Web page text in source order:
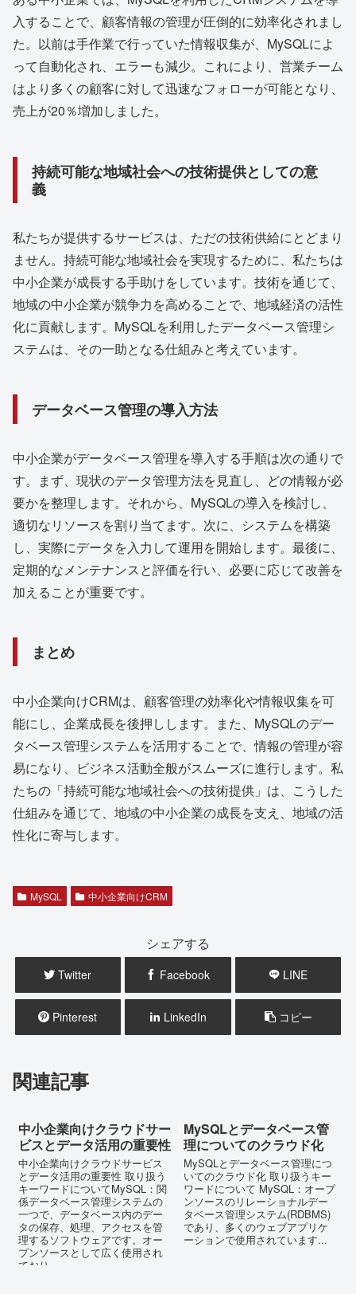
入することで、顧客情報の管理が圧倒的に効率化されまし
た。以前は手作業で行っていた情報収集が、MySQLによ
って自動化され、エラーも減少。これにより、営業チーム
はより多くの顧客に対して迅速なフォローが可能となり、
売上が20％増加しました。
持続可能な地域社会への技術提供としての意
義
私たちが提供するサービスは、ただの技術供給にとどまり
ません。持続可能な地域社会を実現するために、私たちは
中小企業が成長する手助けをしています。技術を通じて、
地域の中小企業が競争力を高めることで、地域経済の活性
化に貢献します。MySQLを利用したデータベース管理シ
ステムは、その一助となる仕組みと考えています。
データベース管理の導入方法
中小企業がデータベース管理を導入する手順は次の通りで
す。まず、現状のデータ管理方法を見直し、どの情報が必
要かを整理します。それから、MySQLの導入を検討し、
適切なリソースを割り当てます。次に、システムを構築
し、実際にデータを入力して運用を開始します。最後に、
定期的なメンテナンスと評価を行い、必要に応じて改善を
加えることが重要です。
まとめ
中小企業向けCRMは、顧客管理の効率化や情報収集を可
能にし、企業成長を後押しします。また、MySQLのデー
タベース管理システムを活用することで、情報の管理が容
易になり、ビジネス活動全般がスムーズに進行します。私
たちの「持続可能な地域社会への技術提供」は、こうした
仕組みを通じて、地域の中小企業の成長を支え、地域の活
性化に寄与します。
MySQL 中小企業向けCRM
シェアする
Twitter Facebook LINE
Pinterest LinkedIn コピー
関連記事
中小企業向けクラウドサー
ビスとデータ活用の重要性
中小企業向けクラウドサービス
とデータ活用の重要性 取り扱う
キーワードについてMySQL：関
係データベース管理システムの
一つで、データベース内のデー
タの保存、処理、アクセスを管
理するソフトウェアです。オー
プンソースとして広く使用され
ており、...
MySQLとデータベース管
理についてのクラウド化
MySQLとデータベース管理につ
いてのクラウド化 取り扱うキー
ワードについて MySQL：オープ
ンソースのリレーショナルデー
タベース管理システム(RDBMS)
であり、多くのウェブアプリケ
ーションで使用されています...